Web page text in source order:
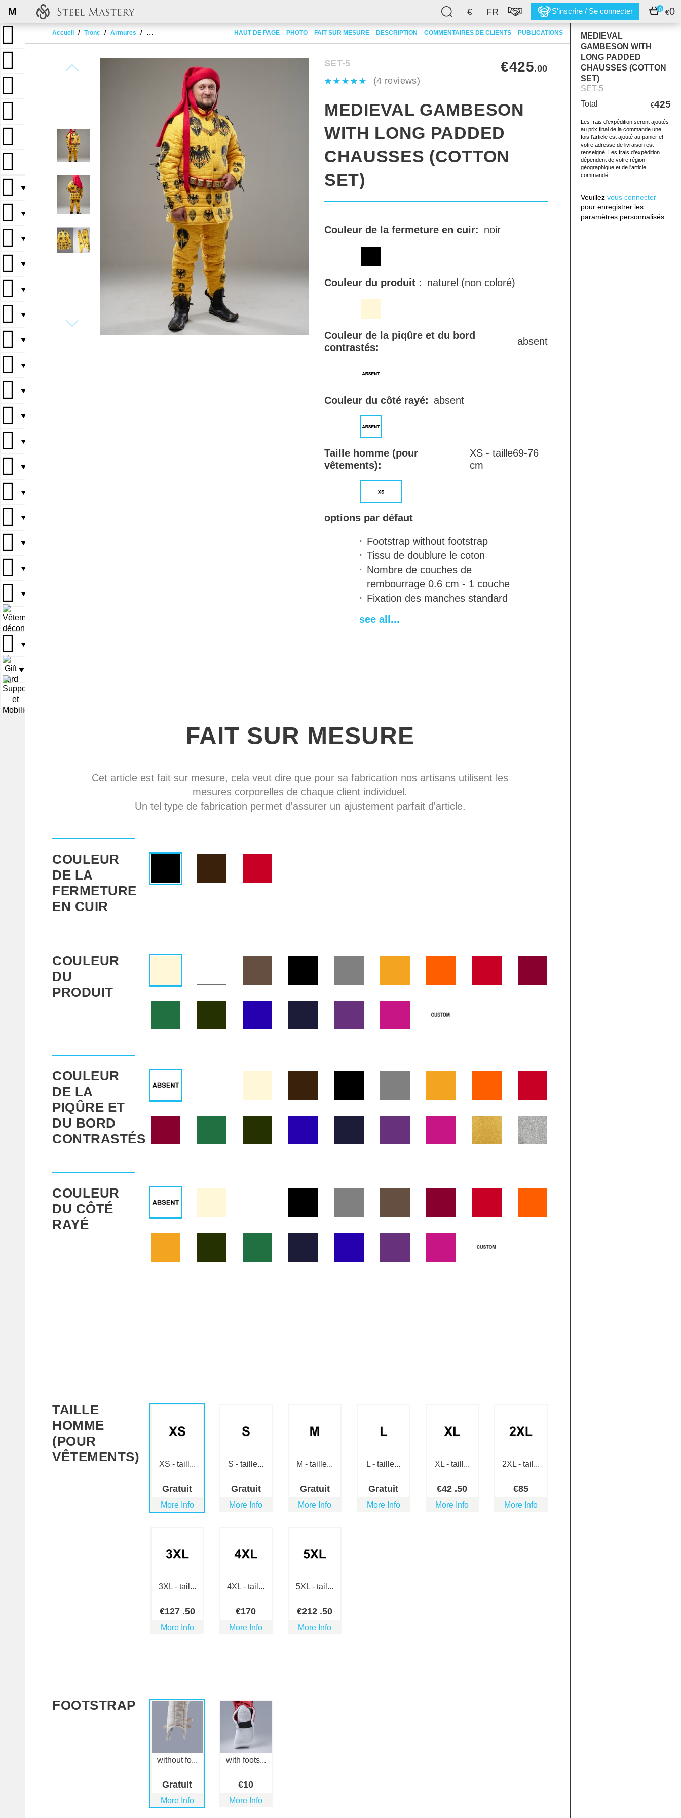
€ FR S'inscrire / Se connecter 0 €0
M
Accueil Tronc Armures Ensembles d'armures gambisonnées Medieval gambeson with long padded chausses (Cotton set)
HAUT DE PAGE PHOTO FAIT SUR MESURE DESCRIPTION COMMENTAIRES DE CLIENTS PUBLICATIONS
▼
▼
▼
▼
▼
▼
▼
▼
▼
▼
▼
▼
▼
▼
▼
▼
▼
▼
▼
MEDIEVAL
GAMBESON WITH
LONG PADDED
CHAUSSES (COTTON
SET)
SET-5
Total
€425
Les frais d'expédition seront ajoutés
au prix final de la commande une
fois l'article est ajouté au panier et
votre adresse de livraison est
renseigné. Les frais d'expédition
dépendent de votre région
géographique et de l'article
commandé.
Veuillez vous connecter
pour enregistrer les
paramètres personnalisés
SET-5
(4 reviews)
€425.00
MEDIEVAL GAMBESON
WITH LONG PADDED
CHAUSSES (COTTON
SET)
Couleur de la fermeture en cuir: noir
Couleur du produit : naturel (non coloré)
Couleur de la piqûre et du bord
contrastés:
absent
Couleur du côté rayé: absent
Taille homme (pour
vêtements):
XS - taille69-76
cm
options par défaut
Footstrap without footstrap
Tissu de doublure le coton
Nombre de couches de
rembourrage 0.6 cm - 1 couche
Fixation des manches standard
Type of holes for lacing
acier/plastiqueabsent
Estampage de peinture
see all...
FAIT SUR MESURE
Cet article est fait sur mesure, cela veut dire que pour sa fabrication nos artisans utilisent les
mesures corporelles de chaque client individuel.
Un tel type de fabrication permet d'assurer un ajustement parfait d'article.
COULEUR
DE LA
FERMETURE
EN CUIR
COULEUR
DU
PRODUIT
COULEUR
DE LA
PIQÛRE ET
DU BORD
CONTRASTÉS
COULEUR
DU CÔTÉ
RAYÉ
TAILLE
HOMME
(POUR
VÊTEMENTS)
XS - taill...
Gratuit
More Info
S - taille...
Gratuit
More Info
M - taille...
Gratuit
More Info
L - taille...
Gratuit
More Info
XL - taill...
€42 .50
More Info
2XL - tail...
€85
More Info
3XL - tail...
€127 .50
More Info
4XL - tail...
€170
More Info
5XL - tail...
€212 .50
More Info
FOOTSTRAP
without fo...
Gratuit
More Info
with foots...
€10
More Info